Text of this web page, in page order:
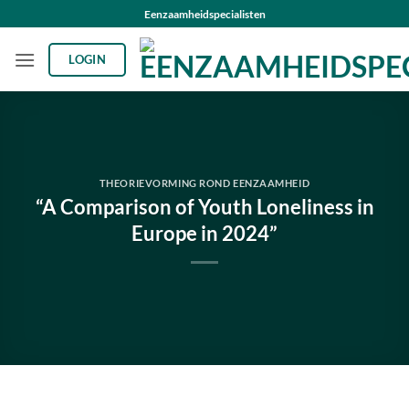
inhoud
Eenzaamheidspecialisten
LOGIN
THEORIEVORMING ROND EENZAAMHEID
“A Comparison of Youth Loneliness in
Europe in 2024”